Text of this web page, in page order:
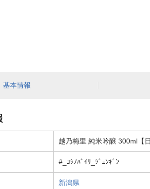
基本情報
越乃梅里 純米吟醸 300ml【
#_ｺｼﾉﾊﾞｲﾘ_ｼﾞｭﾝｷﾞﾝ
新潟県